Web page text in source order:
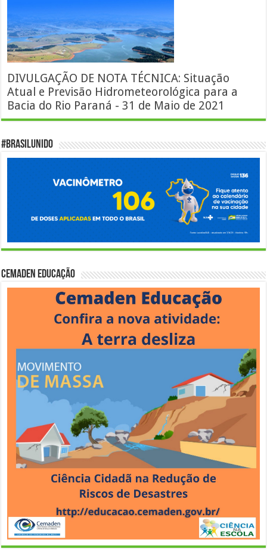
DIVULGAÇÃO DE NOTA TÉCNICA: Situação
Atual e Previsão Hidrometeorológica para a
Bacia do Rio Paraná - 31 de Maio de 2021
#BrasilUnido
Cemaden Educação